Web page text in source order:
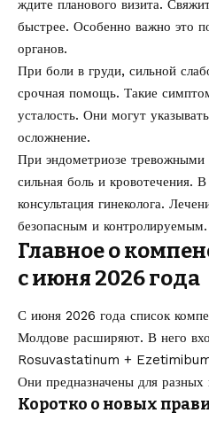
ждите планового визита.
быстрее. Особенно важно это
органов.
При боли в груди, сильной
срочная помощь. Такие
усталость. Они могут
осложнение.
При эндометриозе тревожными
сильная боль и кровотечения.
консультация гинеколога.
безопасным и контролируемым.
Главное о
с июня 2026 года
С июня 2026 года список
Молдове расширяют. В него
Rosuvastatinum +
Они предназначены для разных
Коротко о новых